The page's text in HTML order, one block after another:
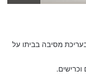
מסיבה בביתו על